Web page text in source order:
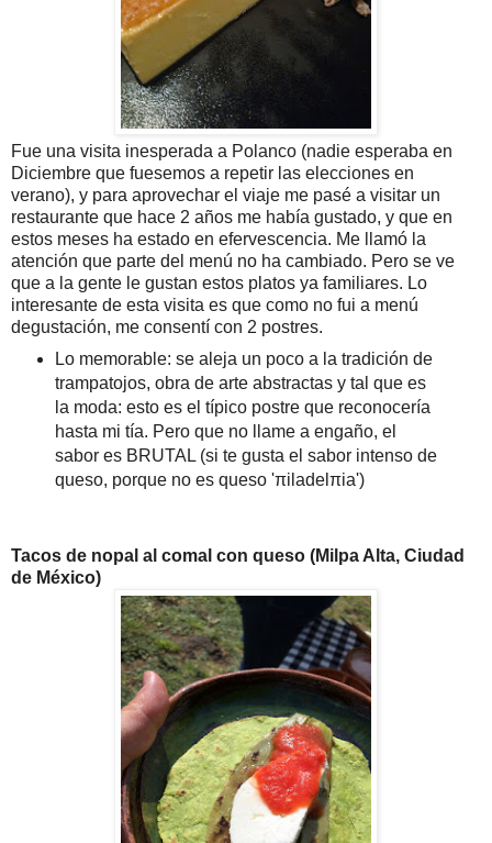
Fue una visita inesperada a Polanco (nadie esperaba en
Diciembre que fuesemos a repetir las elecciones en
verano), y para aprovechar el viaje me pasé a visitar un
restaurante que hace 2 años me había gustado, y que en
estos meses ha estado en efervescencia. Me llamó la
atención que parte del menú no ha cambiado. Pero se ve
que a la gente le gustan estos platos ya familiares. Lo
interesante de esta visita es que como no fui a menú
degustación, me consentí con 2 postres.
Lo memorable: se aleja un poco a la tradición de
trampatojos, obra de arte abstractas y tal que es
la moda: esto es el típico postre que reconocería
hasta mi tía. Pero que no llame a engaño, el
sabor es BRUTAL (si te gusta el sabor intenso de
queso, porque no es queso 'πiladelπia')
Tacos de nopal al comal con queso (Milpa Alta, Ciudad
de México)